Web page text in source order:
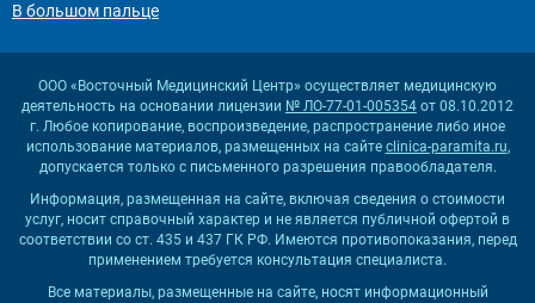
В большом пальце
ООО «Восточный Медицинский Центр» осуществляет медицинскую
деятельность на основании лицензии № ЛО-77-01-005354 от 08.10.2012
г. Любое копирование, воспроизведение, распространение либо иное
использование материалов, размещенных на сайте clinica-paramita.ru,
допускается только с письменного разрешения правообладателя.
Информация, размещенная на сайте, включая сведения о стоимости
услуг, носит справочный характер и не является публичной офертой в
соответствии со ст. 435 и 437 ГК РФ. Имеются противопоказания, перед
применением требуется консультация специалиста.
Все материалы, размещенные на сайте, носят информационный